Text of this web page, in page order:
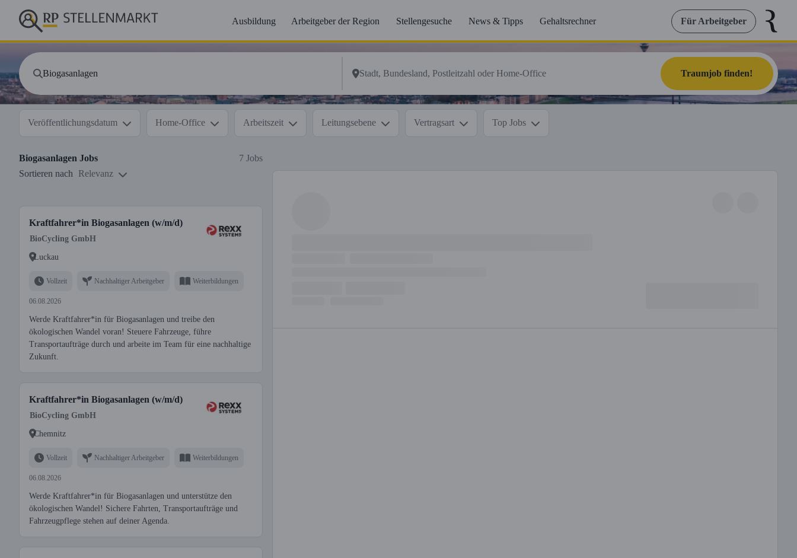
Ausbildung Arbeitgeber der Region Stellengesuche News & Tipps Gehaltsrechner Für Arbeitgeber
Traumjob finden!
Veröffentlichungsdatum Home-Office Arbeitszeit Leitungsebene Vertragsart Top Jobs
Biogasanlagen Jobs
7 Jobs
Sortieren nach
Relevanz
Kraftfahrer*in Biogasanlagen (w/m/d)
BioCycling GmbH
Luckau
Vollzeit Nachhaltiger Arbeitgeber Weiterbildungen
06.08.2026
Werde Kraftfahrer*in für Biogasanlagen und treibe den
ökologischen Wandel voran! Steuere Fahrzeuge, führe
Transportaufträge durch und arbeite im Team für eine nachhaltige
Zukunft.
Kraftfahrer*in Biogasanlagen (w/m/d)
BioCycling GmbH
Chemnitz
Vollzeit Nachhaltiger Arbeitgeber Weiterbildungen
06.08.2026
Werde Kraftfahrer*in für Biogasanlagen und unterstütze den
ökologischen Wandel! Sichere Fahrten, Transportaufträge und
Fahrzeugpflege stehen auf deiner Agenda.